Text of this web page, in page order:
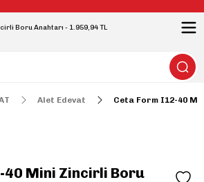
Alet Edevat Ceta Form I12-40
40 Mini Zincirli Boru